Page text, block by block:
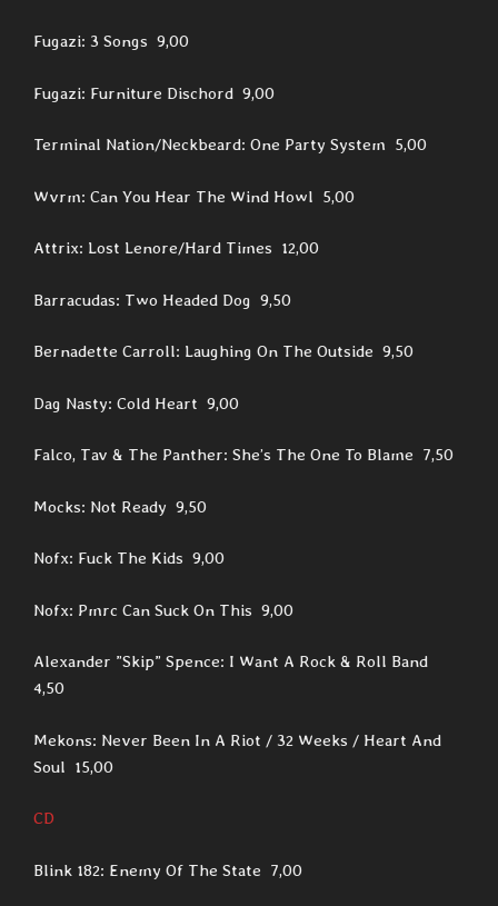
Fugazi: 3 Songs 9,00
Fugazi: Furniture Dischord 9,00
Terminal Nation/Neckbeard: One Party System 5,00
Wvrm: Can You Hear The Wind Howl 5,00
Attrix: Lost Lenore/Hard Times 12,00
Barracudas: Two Headed Dog 9,50
Bernadette Carroll: Laughing On The Outside 9,50
Dag Nasty: Cold Heart 9,00
Falco, Tav & The Panther: She’s The One To Blame 7,50
Mocks: Not Ready 9,50
Nofx: Fuck The Kids 9,00
Nofx: Pmrc Can Suck On This 9,00
Alexander ”Skip” Spence: I Want A Rock & Roll Band
4,50
Mekons: Never Been In A Riot / 32 Weeks / Heart And
Soul 15,00
CD
Blink 182: Enemy Of The State 7,00